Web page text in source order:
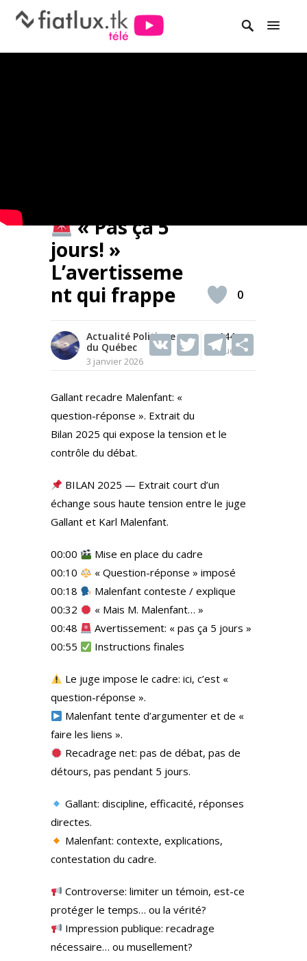
« Pas ça 5
jours! »
L’avertisseme
nt qui frappe
Actualité Politique
du Québec
3 janvier 2026
144
Vues
V T T
0
Gallant recadre Malenfant: «
question-réponse ». Extrait du
Bilan 2025 qui expose la tension et le
contrôle du débat.
BILAN 2025 — Extrait court d’un
échange sous haute tension entre le juge
Gallant et Karl Malenfant.
00:00
Mise en place du cadre
00:10
« Question-réponse » imposé
00:18
Malenfant conteste / explique
00:32
« Mais M. Malenfant… »
00:48
Avertissement: « pas ça 5 jours »
00:55
Instructions finales
Le juge impose le cadre: ici, c’est «
question-réponse ».
Malenfant tente d’argumenter et de «
faire les liens ».
Recadrage net: pas de débat, pas de
détours, pas pendant 5 jours.
Gallant: discipline, efficacité, réponses
directes.
Malenfant: contexte, explications,
contestation du cadre.
Controverse: limiter un témoin, est-ce
protéger le temps… ou la vérité?
Impression publique: recadrage
nécessaire… ou musellement?